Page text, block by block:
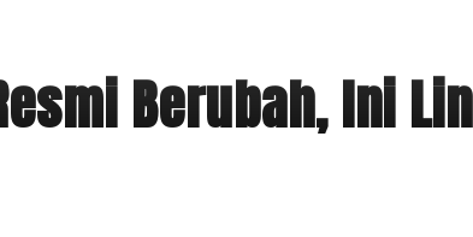
Berubah, Ini